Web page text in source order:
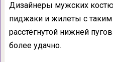
Дизайнеры мужских
пиджаки и жилеты с таким
расстёгнутой нижней
более удачно.